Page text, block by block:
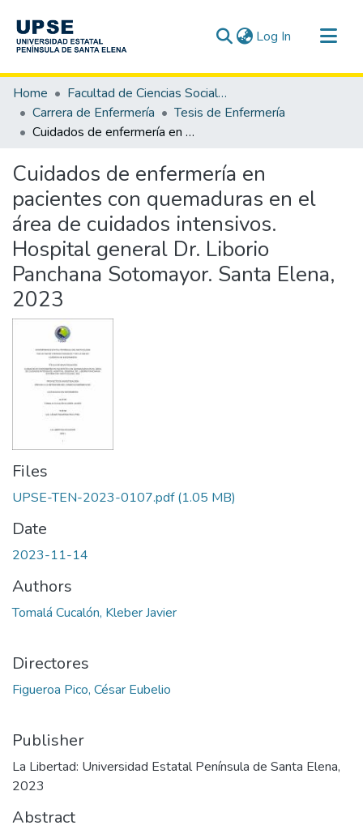
Log In (current)
Communities & Collections
All of DSpace
Statistics
Home
Facultad de Ciencias Sociales y de la Salud
Carrera de Enfermería
Tesis de Enfermería
Cuidados de enfermería en pacientes con quemaduras en el área de cuidados intensivos. Hospital general Dr. Liborio Panchana Sotomayor. Santa Elena, 2023
Cuidados de enfermería en
pacientes con quemaduras en el
área de cuidados intensivos.
Hospital general Dr. Liborio
Panchana Sotomayor. Santa Elena,
2023
Files
UPSE-TEN-2023-0107.pdf(1.05 MB)
Date
2023-11-14
Authors
Tomalá Cucalón, Kleber Javier
Directores
Figueroa Pico, César Eubelio
Publisher
La Libertad: Universidad Estatal Península de Santa Elena,
2023
Abstract